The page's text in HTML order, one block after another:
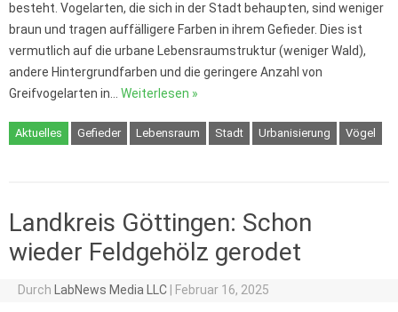
besteht. Vogelarten, die sich in der Stadt behaupten, sind weniger
braun und tragen auffälligere Farben in ihrem Gefieder. Dies ist
vermutlich auf die urbane Lebensraumstruktur (weniger Wald),
andere Hintergrundfarben und die geringere Anzahl von
Greifvogelarten in… Weiterlesen »
Aktuelles Gefieder Lebensraum Stadt Urbanisierung Vögel
Landkreis Göttingen: Schon
wieder Feldgehölz gerodet
Durch LabNews Media LLC Februar 16, 2025